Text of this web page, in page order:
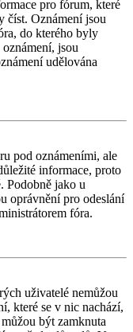
pro fórum, které
číst. Oznámení jsou
do kterého byly
jsou
udělována
pod oznámeními, ale
informace, proto
Podobně jako u
oprávnění pro odeslání
fóra.
uživatelé nemůžou
které se v nic nachází,
být zamknuta